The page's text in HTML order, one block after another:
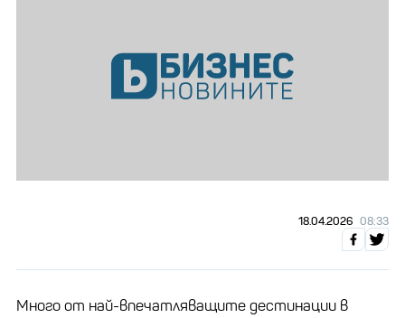
18.04.2026 08:33
Много от най-впечатляващите дестинации в